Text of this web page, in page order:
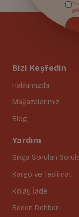
Bizi Keşfedin
Hakkımızda
Mağazalarımız
Blog
Yardım
Sıkça Sorulan
Kargo ve Teslimat
Kolay İade
Beden Rehberi